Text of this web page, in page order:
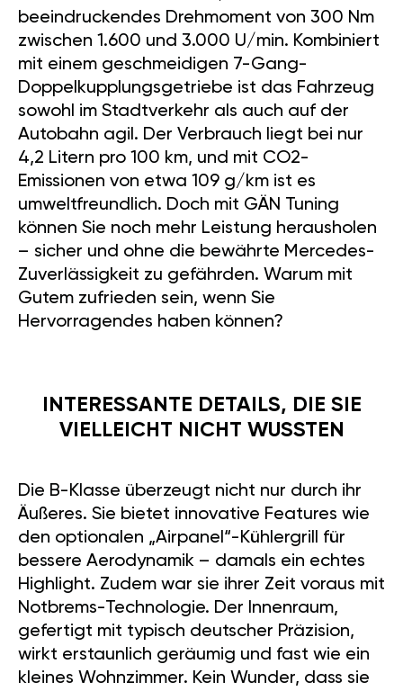
beeindruckendes Drehmoment von 300 Nm
zwischen 1.600 und 3.000 U/min. Kombiniert
mit einem geschmeidigen 7-Gang-
Doppelkupplungsgetriebe ist das Fahrzeug
sowohl im Stadtverkehr als auch auf der
Autobahn agil. Der Verbrauch liegt bei nur
4,2 Litern pro 100 km, und mit CO2-
Emissionen von etwa 109 g/km ist es
umweltfreundlich. Doch mit GÄN Tuning
können Sie noch mehr Leistung herausholen
– sicher und ohne die bewährte Mercedes-
Zuverlässigkeit zu gefährden. Warum mit
Gutem zufrieden sein, wenn Sie
Hervorragendes haben können?
INTERESSANTE DETAILS, DIE SIE
VIELLEICHT NICHT WUSSTEN
Die B-Klasse überzeugt nicht nur durch ihr
Äußeres. Sie bietet innovative Features wie
den optionalen „Airpanel“-Kühlergrill für
bessere Aerodynamik – damals ein echtes
Highlight. Zudem war sie ihrer Zeit voraus mit
Notbrems-Technologie. Der Innenraum,
gefertigt mit typisch deutscher Präzision,
wirkt erstaunlich geräumig und fast wie ein
kleines Wohnzimmer. Kein Wunder, dass sie